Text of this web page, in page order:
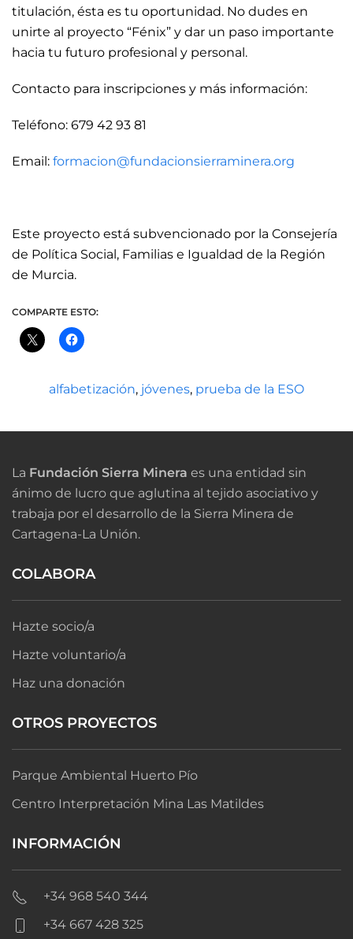
titulación, ésta es tu oportunidad. No dudes en
unirte al proyecto “Fénix” y dar un paso importante
hacia tu futuro profesional y personal.
Contacto para inscripciones y más información:
Teléfono: 679 42 93 81
Email: formacion@fundacionsierraminera.org
Este proyecto está subvencionado por la Consejería
de Política Social, Familias e Igualdad de la Región
de Murcia.
COMPARTE ESTO:
alfabetización, jóvenes, prueba de la ESO
La Fundación Sierra Minera es una entidad sin
ánimo de lucro que aglutina al tejido asociativo y
trabaja por el desarrollo de la Sierra Minera de
Cartagena-La Unión.
COLABORA
Hazte socio/a
Hazte voluntario/a
Haz una donación
OTROS PROYECTOS
Parque Ambiental Huerto Pío
Centro Interpretación Mina Las Matildes
INFORMACIÓN
+34 968 540 344
+34 667 428 325